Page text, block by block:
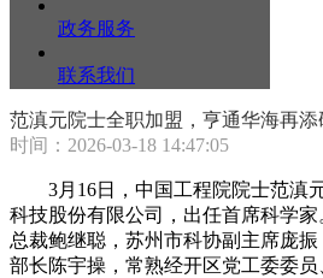
政务服务
联系我们
范滇元院士全职加盟，亨通华海再添
时间：2026-03-18 14:47:05
3月16日，中国工程院院士范滇
科技股份有限公司，出任首席科学
总裁鲍继聪，苏州市科协副主席庞
部长陈宇操，常熟经开区党工委委